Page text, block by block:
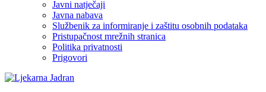
Javni natječaji
Javna nabava
Službenik za informiranje i zaštitu osobnih podataka
Pristupačnost mrežnih stranica
Politika privatnosti
Prigovori